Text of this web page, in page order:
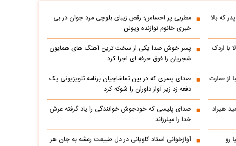
که بالا
مطربی پر احساس؛ رقص زیبای بلوچی مرد جوان در بی
خبری خانوم نوازنده ویولن
با اردک
پسر خوش صدا یکی از سخت ترین آهنگ های همایون
شجریان را فوق حرفه ای اجرا کرد
عمارت
صدای پسری که در بین تماشاچیان برنامه تلویزیونی یک
دفعه زد زیر آواز داوران را شوکه کرد
هیراد
صدای پلیسی که خودجوش خوانندگی را یاد گرفته عرش
خدا را میلرزاند
رو
آوازخوانی استاد کاویانی در دل طبیعت رعشه به جان هر